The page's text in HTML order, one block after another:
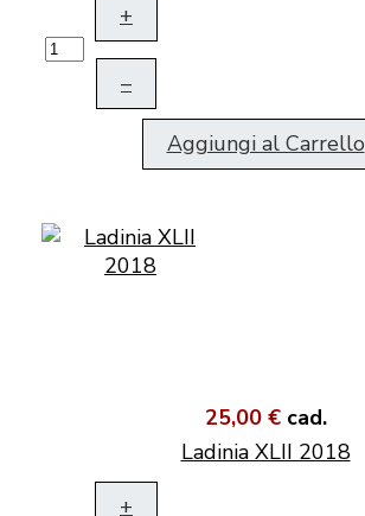
+
–
Aggiungi al Carrello
25,00 € cad.
Ladinia XLII 2018
+